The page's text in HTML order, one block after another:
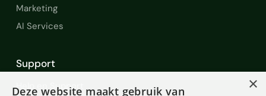
Marketing
AI Services
Support
Help en Support ×
Deze website maakt gebruik van